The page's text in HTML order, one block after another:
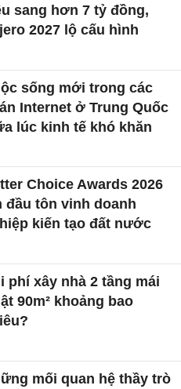
sang hơn 7 tỷ đồng,
2027 lộ cấu hình
sống mới trong các
Internet ở Trung Quốc
lúc kinh tế khó khăn
Choice Awards 2026
đầu tôn vinh doanh
kiến tạo đất nước
phí xây nhà 2 tầng mái
90m² khoảng bao
mối quan hệ thầy trò